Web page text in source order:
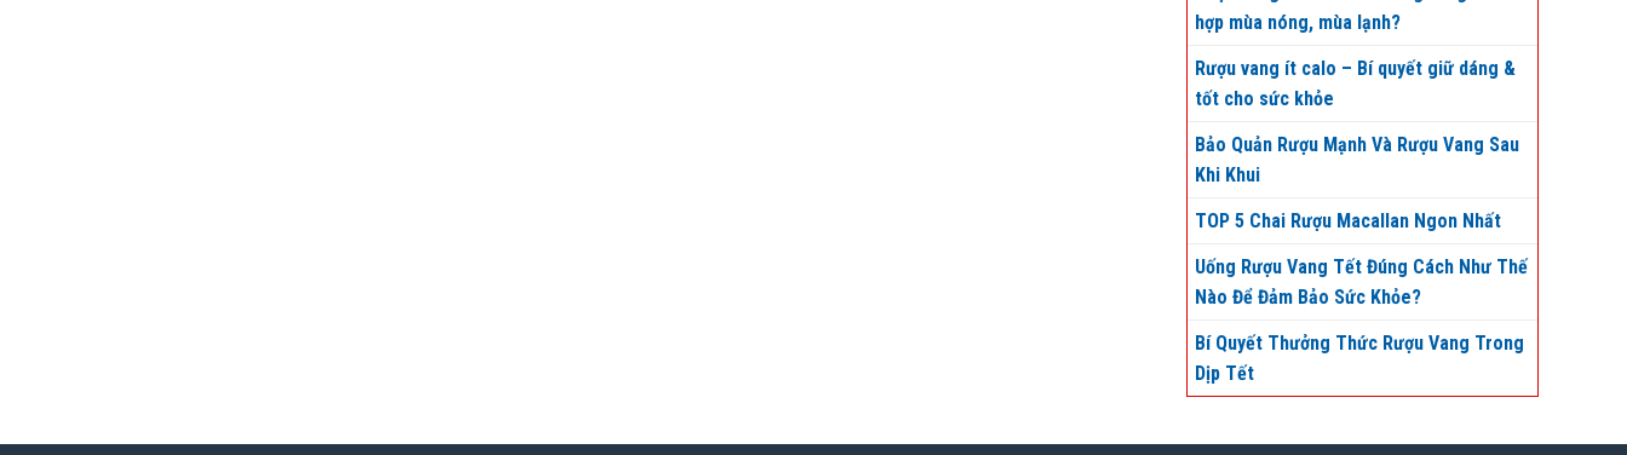
hợp mùa nóng, mùa lạnh?
Rượu vang ít calo – Bí quyết giữ dáng &
tốt cho sức khỏe
Bảo Quản Rượu Mạnh Và Rượu Vang Sau
Khi Khui
TOP 5 Chai Rượu Macallan Ngon Nhất
Uống Rượu Vang Tết Đúng Cách Như Thế
Nào Để Đảm Bảo Sức Khỏe?
Bí Quyết Thưởng Thức Rượu Vang Trong
Dịp Tết